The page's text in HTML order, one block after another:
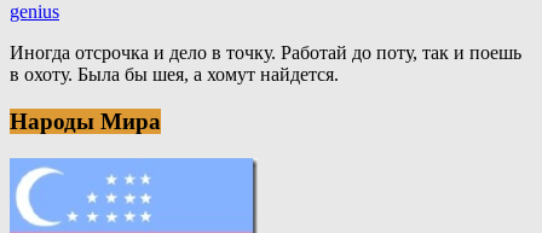
genius
Иногда отсрочка и дело в точку. Работай до поту, так и поешь
в охоту. Была бы шея, а хомут найдется.
Народы Мира